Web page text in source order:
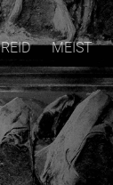
MEIST